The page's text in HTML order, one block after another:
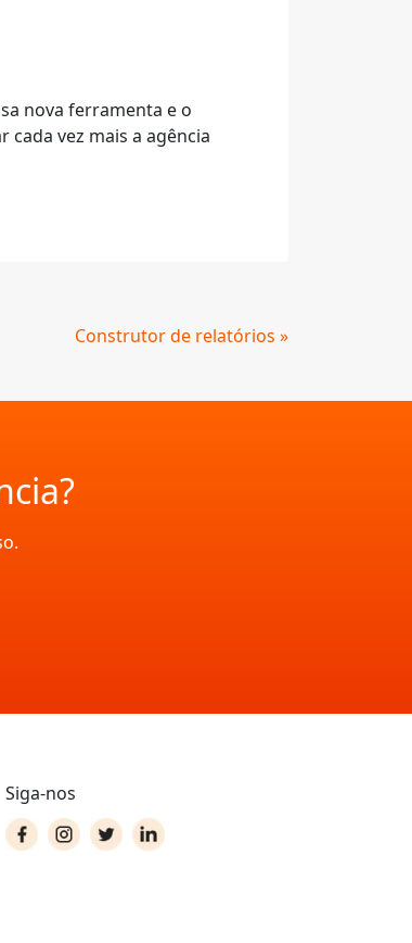
nova ferramenta e o
vez mais a agência
Construtor de relatórios »
Siga-nos